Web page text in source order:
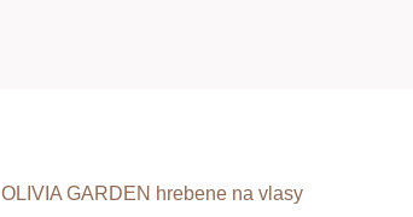
OLIVIA GARDEN hrebene na vlasy